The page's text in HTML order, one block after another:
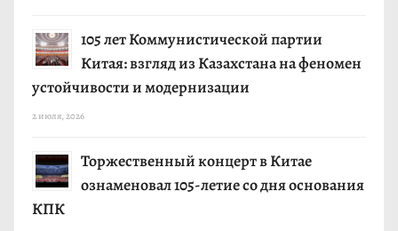
105 лет Коммунистической партии
Китая: взгляд из Казахстана на феномен
устойчивости и модернизации
2 июля, 2026
Торжественный концерт в Китае
ознаменовал 105-летие со дня основания
КПК